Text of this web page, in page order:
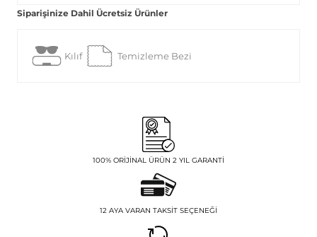
Siparişinize Dahil Ücretsiz Ürünler
Kılıf Temizleme Bezi
100% ORIJINAL ÜRÜN 2 YIL GARANTI
12 AYA VARAN TAKSIT SEÇENEĞI